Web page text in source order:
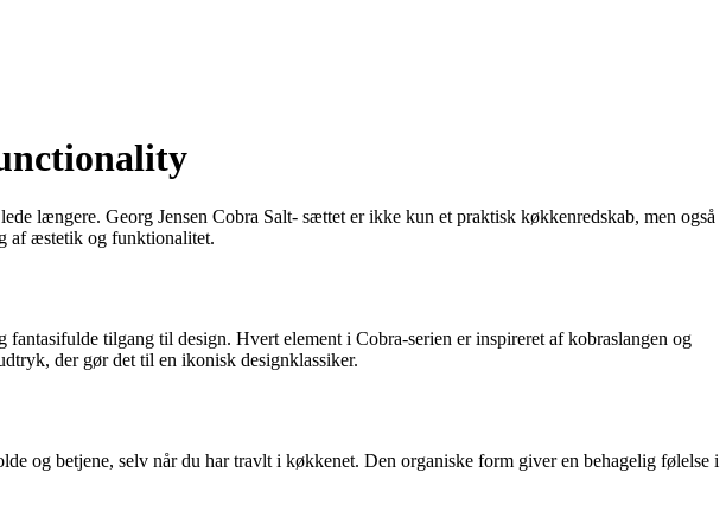
længere. Georg Jensen Cobra Salt- sættet er ikke kun et praktisk køkkenredskab, men også
af æstetik og funktionalitet.
tilgang til design. Hvert element i Cobra-serien er inspireret af kobraslangen og
der gør det til en ikonisk designklassiker.
og betjene, selv når du har travlt i køkkenet. Den organiske form giver en behagelig følelse i